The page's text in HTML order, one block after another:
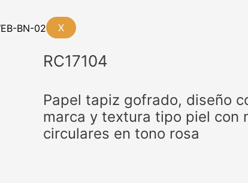
X
RC17104
Papel tapiz gofrado, diseño
marca y textura tipo piel con
circulares en tono rosa